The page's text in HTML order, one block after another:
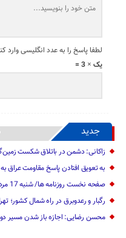
لطفا پاسخ را به عدد انگلیسی وارد
یک × 3 =
جدید
زاکانی: دشمن در باتلاق شکست
به تعویق افتادن پاسخ مقاومت عراق
صفحه نخست روزنامه ها/ شنبه 17 مرداد 1405
رگبار و رعدوبرق در راه شمال کشور؛
محسن رضایی: اجازه باز شدن مسیر